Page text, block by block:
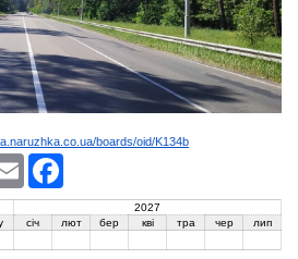
boards/oid/K134b
Email
2027
січ лют бер кві тра чер лип